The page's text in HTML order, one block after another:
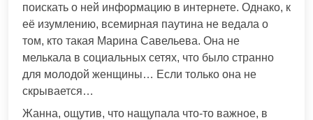
поискать о ней информацию в интернете. Однако, к
её изумлению, всемирная паутина не ведала о
том, кто такая Марина Савельева. Она не
мелькала в социальных сетях, что было странно
для молодой женщины… Если только она не
скрывается…
Жанна, ощутив, что нащупала что-то важное, в